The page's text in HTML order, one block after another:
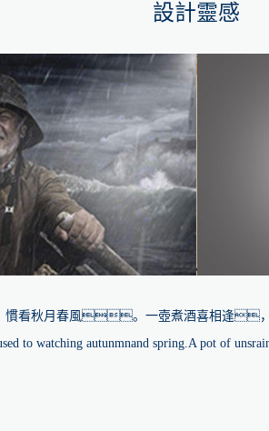
設計靈感
慣看秋月春風。一壺煮酒喜相逢
to watching autunmnand spring.A pot of